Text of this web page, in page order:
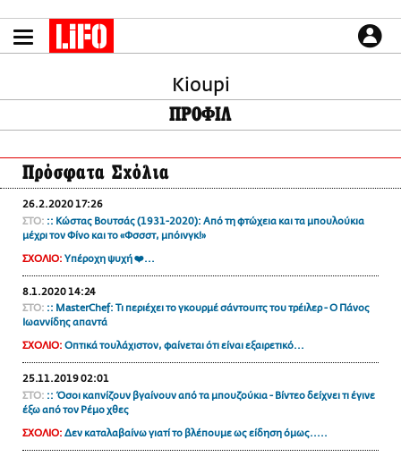
το
περιεχόμενο
LIFO SHOP
NEWSLETTER
ΜΙΚΡΟΠΡΑΓΜΑΤΑ
THE GOOD LIFO
LIFOLAND
CITY GUIDE
ΑΜΠΑ
PRINT
CULTURE
PODCASTS
Plus
Kioupi
ΠΡΟΦΙΛ
Πρόσφατα Σχόλια
26.2.2020 17:26
ΣΤΟ: :: Κώστας Βουτσάς (1931-2020): Από τη φτώχεια και τα μπουλούκια
μέχρι τον Φίνο και το «Φσσστ, μπόινγκ!»
ΣΧΟΛΙΟ: Υπέροχη ψυχή ❤️...
8.1.2020 14:24
ΣΤΟ: :: MasterChef: Τι περιέχει το γκουρμέ σάντουιτς του τρέιλερ - Ο Πάνος
Ιωαννίδης απαντά
ΣΧΟΛΙΟ: Οπτικά τουλάχιστον, φαίνεται ότι είναι εξαιρετικό...
25.11.2019 02:01
ΣΤΟ: :: Όσοι καπνίζουν βγαίνουν από τα μπουζούκια - Βίντεο δείχνει τι έγινε
έξω από τον Ρέμο χθες
ΣΧΟΛΙΟ: Δεν καταλαβαίνω γιατί το βλέπουμε ως είδηση όμως.....